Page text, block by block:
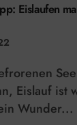
Eislaufen
Eislauf ist
Wunder...